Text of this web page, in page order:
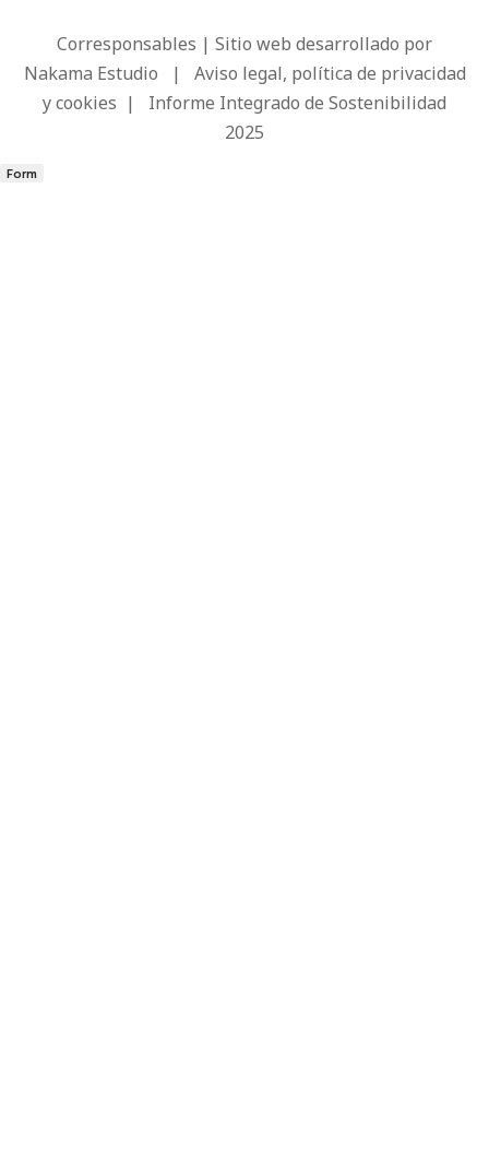
Corresponsables | Sitio web desarrollado por
Nakama Estudio | Aviso legal, política de privacidad
y cookies | Informe Integrado de Sostenibilidad
2025
Form